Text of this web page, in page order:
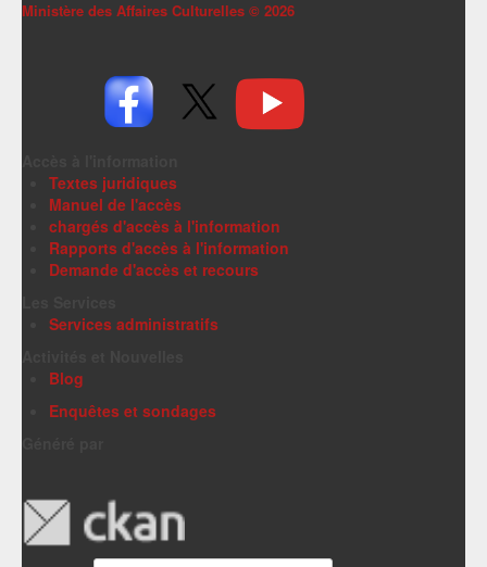
Ministère des Affaires Culturelles © 2026
Textes juridiques
Manuel de l'accès
chargés d'accès à l'information
Rapports d'accès à l'information
Demande d'accès et recours
Services administratifs
Blog
Enquêtes et sondages